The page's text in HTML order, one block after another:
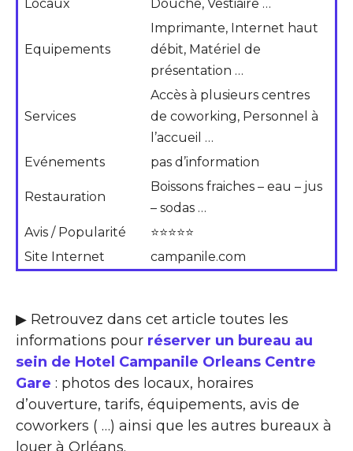
Locaux
Douche, Vestiaire …
Equipements
Imprimante, Internet haut
débit, Matériel de
présentation …
Services
Accès à plusieurs centres
de coworking, Personnel à
l’accueil …
Evénements
pas d’information
Restauration
Boissons fraiches – eau – jus
– sodas …
Avis / Popularité
⭐⭐⭐⭐⭐
Site Internet
campanile.com
▶ Retrouvez dans cet article toutes les
informations pour réserver un bureau au
sein de Hotel Campanile Orleans Centre
Gare : photos des locaux, horaires
d’ouverture, tarifs, équipements, avis de
coworkers ( …) ainsi que les autres bureaux à
louer à Orléans.